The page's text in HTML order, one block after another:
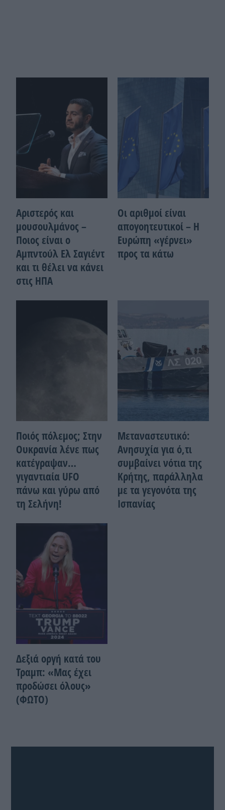
Αριστερός και
μουσουλμάνος –
Ποιoς είναι ο
Αμπντούλ Ελ Σαγιέντ
και τι θέλει να κάνει
στις ΗΠΑ
Οι αριθμοί είναι
απογοητευτικοί – Η
Ευρώπη «γέρνει»
προς τα κάτω
Ποιός πόλεμος; Στην
Ουκρανία λένε πως
κατέγραψαν…
γιγαντιαία UFO
πάνω και γύρω από
τη Σελήνη!
Μεταναστευτικό:
Ανησυχία για ό,τι
συμβαίνει νότια της
Κρήτης, παράλληλα
με τα γεγονότα της
Ισπανίας
Δεξιά οργή κατά του
Τραμπ: «Μας έχει
προδώσει όλους»
(ΦΩΤΟ)